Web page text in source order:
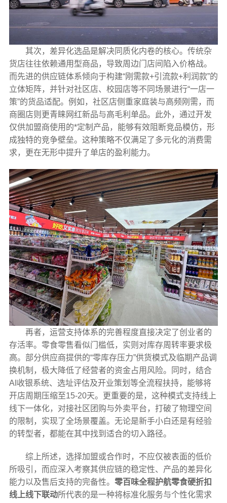
其次，差异化选品是解决同质化内卷的核心。传统杂
货店往往依赖通用型商品，导致周边门店间陷入价格战。
而先进的供应链体系倾向于构建“刚需款+引流款+利润款”的
立体矩阵，并针对社区店、校园店等不同场景进行“一店一
策”的货品适配。例如，社区店侧重家庭装与高频刚需，而
商圈店则更青睐网红新品与高毛利单品。此外，通过开发
仅供加盟商使用的*定制产品，能够有效阻断竞品模仿，形
成独特的竞争壁垒。这种策略不仅满足了多元化的消费需
求，更在无形中提升了单店的盈利能力。
再者，运营支持体系的完善程度直接决定了创业者的
存活率。零食零售看似门槛低，实则对库存周转率要求极
高。部分供应商提供的“零库存压力”供货模式及临期产品调
换机制，极大降低了经营者的资金占用风险。同时，结合
AI收银系统、选址评估及开业策划等全流程扶持，能够将
开店周期压缩至15-20天。更重要的是，这种模式支持线上
线下一体化，对接社区团购与外卖平台，打破了物理空间
的限制，实现了全场景覆盖。无论是新手小白还是有经验
的转型者，都能在其中找到适合的切入路径。
综上所述，选择加盟或合作时，不应仅被表面的低价
所吸引，而应深入考察其供应链的稳定性、产品的差异化
能力以及售后支持的完备性。 零百味全程护航零食硬折扣
线上线下联动所代表的是一种将标准化服务与个性化需求